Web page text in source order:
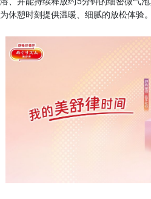
为休憩时刻提供温暖、细腻的放松体验。